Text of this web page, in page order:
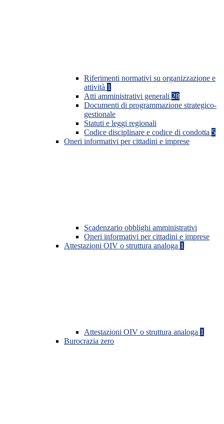
Riferimenti normativi su organizzazione e
attività 1
Atti amministrativi generali 28
Documenti di programmazione strategico-
gestionale
Statuti e leggi regionali
Codice disciplinare e codice di condotta 5
Oneri informativi per cittadini e imprese
Scadenzario obblighi amministrativi
Oneri informativi per cittadini e imprese
Attestazioni OIV o struttura analoga 1
Attestazioni OIV o struttura analoga 1
Burocrazia zero